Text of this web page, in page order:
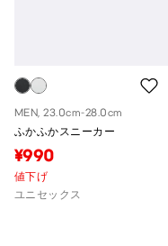
MEN, 23.0cm-28.0cm
ふかふかスニーカー
¥990
値下げ
ユニセックス